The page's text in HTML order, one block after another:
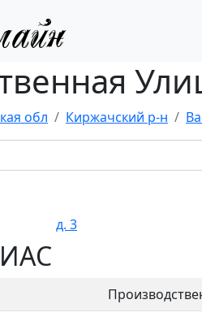
обл Киржачский р-н
д. 3